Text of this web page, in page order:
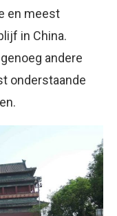
en meest
in China.
andere
onderstaande